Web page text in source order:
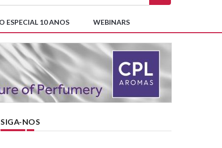
ESPECIAL 10 ANOS WEBINARS
SIGA-NOS